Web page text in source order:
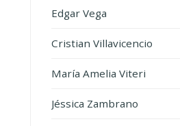
Edgar Vega
Cristian Villavicencio
María Amelia Viteri
Jéssica Zambrano